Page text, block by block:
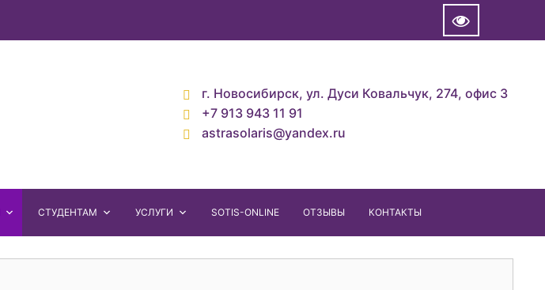
г. Новосибирск, ул. Дуси Ковальчук, 274, офис 3
+7 913 943 11 91
astrasolaris@yandex.ru
СТУДЕНТАМ УСЛУГИ SOTIS-ONLINE ОТЗЫВЫ КОНТАКТЫ